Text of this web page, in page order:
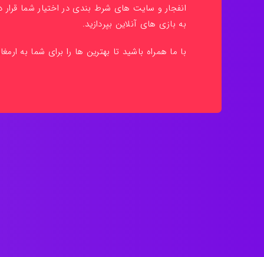
انفجار و سایت های شرط بندی در اختیار شما قرار
به بازی های آنلاین بپردازید.
با ما همراه باشید تا بهترین ها را برای شما به